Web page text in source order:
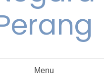
Menu